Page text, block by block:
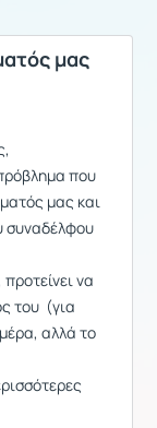
μας
που
μας και
συναδέλφου
να
του (για
αλλά το